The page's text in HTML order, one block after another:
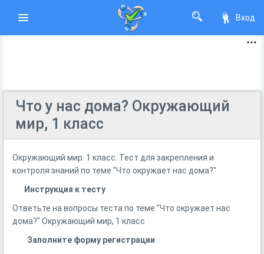
Вход
Что у нас дома? Окружающий
мир, 1 класс
Окружающий мир. 1 класс. Тест для закрепления и
контроля знаний по теме "Что окружает нас дома?"
Инструкция к тесту
Ответьте на вопросы теста по теме "Что окружает нас
дома?" Окружающий мир, 1 класс
Заполните форму регистрации